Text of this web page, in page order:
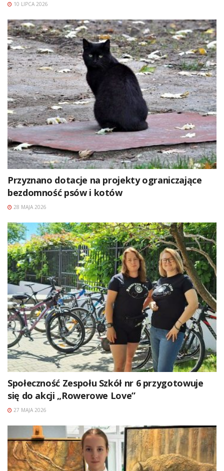
10 LIPCA 2026
Przyznano dotacje na projekty ograniczające
bezdomność psów i kotów
28 MAJA 2026
Społeczność Zespołu Szkół nr 6 przygotowuje
się do akcji „Rowerowe Love”
27 MAJA 2026